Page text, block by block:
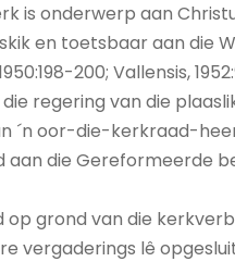
is onderwerp aan
en toetsbaar aan die
200; Vallensis,
regering van die
´n oor-die-kerkraad-
die Gereformeerde
grond van die
vergaderings lê